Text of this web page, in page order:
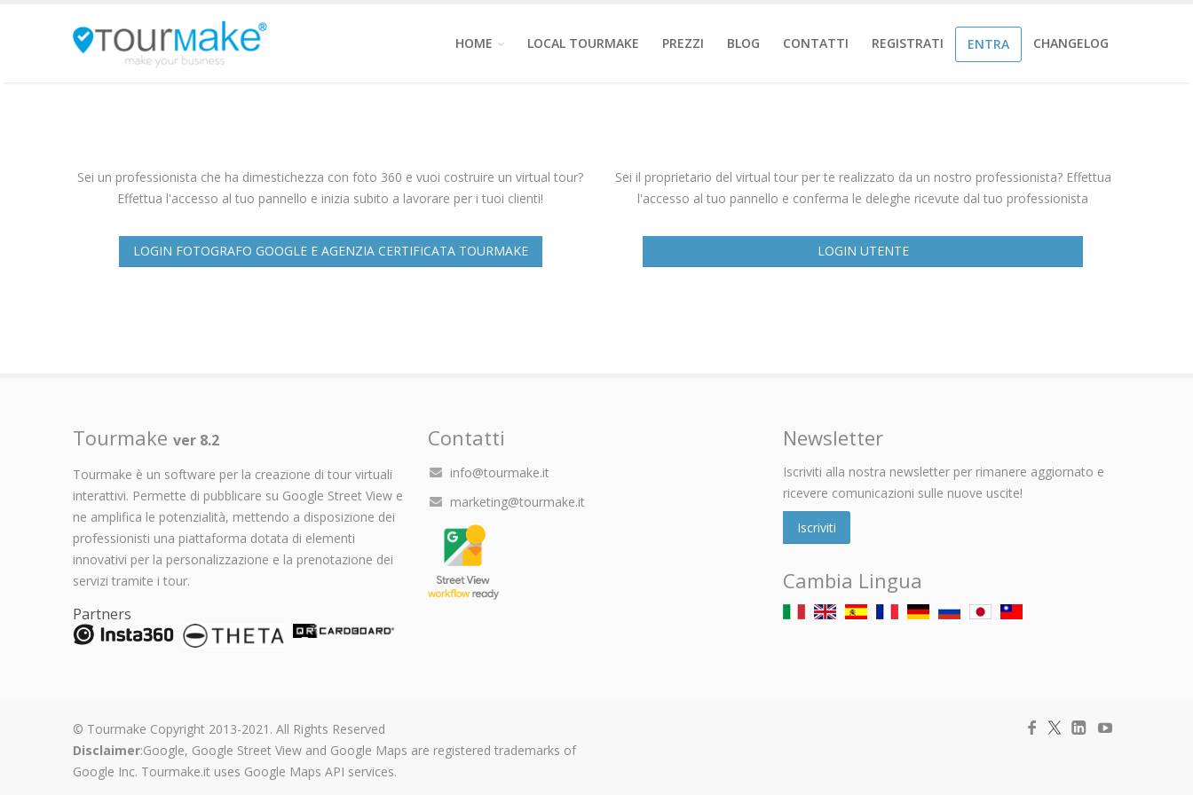
HOME LOCAL TOURMAKE PREZZI BLOG CONTATTI REGISTRATI ENTRA CHANGELOG
Sei un professionista che ha dimestichezza con foto 360 e vuoi costruire un virtual tour?
Effettua l'accesso al tuo pannello e inizia subito a lavorare per i tuoi clienti!
LOGIN FOTOGRAFO GOOGLE E AGENZIA CERTIFICATA TOURMAKE
Sei il proprietario del virtual tour per te realizzato da un nostro professionista? Effettua
l'accesso al tuo pannello e conferma le deleghe ricevute dal tuo professionista
LOGIN UTENTE
Tourmake ver 8.2
Tourmake è un software per la creazione di tour virtuali
interattivi. Permette di pubblicare su Google Street View e
ne amplifica le potenzialità, mettendo a disposizione dei
professionisti una piattaforma dotata di elementi
innovativi per la personalizzazione e la prenotazione dei
servizi tramite i tour.
Partners
Contatti
info@tourmake.it
marketing@tourmake.it
Newsletter
Iscriviti alla nostra newsletter per rimanere aggiornato e
ricevere comunicazioni sulle nuove uscite!
Iscriviti
Cambia Lingua
© Tourmake Copyright 2013-2021. All Rights Reserved
Disclaimer:Google, Google Street View and Google Maps are registered trademarks of
Google Inc. Tourmake.it uses Google Maps API services.